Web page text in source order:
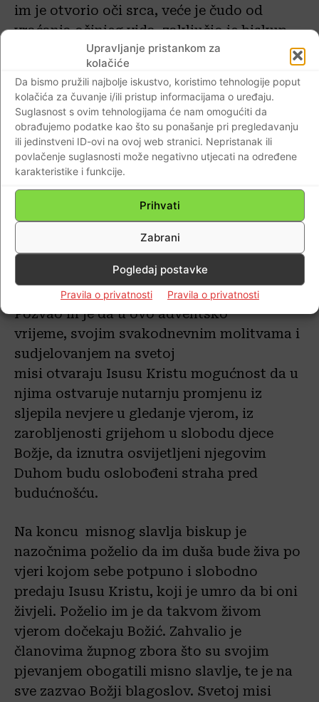
Upravljanje pristankom za
kolačiće
Da bismo pružili najbolje iskustvo, koristimo tehnologije poput
kolačića za čuvanje i/ili pristup informacijama o uređaju.
Suglasnost s ovim tehnologijama će nam omogućiti da
obrađujemo podatke kao što su ponašanje pri pregledavanju
ili jedinstveni ID-ovi na ovoj web stranici. Nepristanak ili
povlačenje suglasnosti može negativno utjecati na određene
karakteristike i funkcije.
Prihvati
Zabrani
Pogledaj postavke
Pravila o privatnosti Pravila o privatnosti
im je otvorio oči srca, veće je čudo od
vraćanjaočinjegvida, zaključio je biskup.
Poručio je nazočnima kako je Isusu stalo da
zdravihoči
svijetom kao duhovni slijepci.
Pozvao ih je da u ovo adventsko
vrijeme, svojim svakodnevnim molitvama i
sudjelovanjem na svetoj
misi otvaraju Isusu Kristu mogućnost da u
njima ostvaruje nutarnju promjenu iz
sljepila nevjere u gledanje vjerom, iz
zarobljenosti grijehom u slobodu djece
Božje, da iznutra osvijetljeni njegovim
Duhom budu oslobođeni straha pred
budućnošću.
Na koncu misnog slavlja biskup je
nazočnima poželio da im duša bude živa po
vjeri kojom sebe potpuno i slobodno
predaju Isusu Kristu, koji je umro da bi oni
živjeli. Poželio im je da takvom živom
vjerom dočekaju Božić. Zahvalio je
članovima župnog zbora što su svojim
pjevanjem obogatili misno slavlje, te je na
sve zazvao Božji blagoslov. Svetoj misi